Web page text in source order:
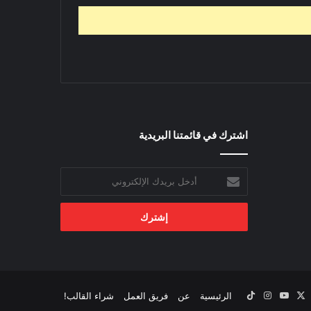
اشترك في قائمتنا البريدية
بريدك
الإلكتروني
الرئيسية عن فريق العمل شراء القالب! ‫YouTubeانستقرام‫TikTok